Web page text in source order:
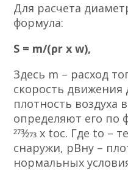
Для расчета
формула:
S = m/(ρr х w),
Здесь m – расход
скорость
плотность воздуха
определяют его по
273⁄273 х tос. Где tо
снаружи, pBну –
нормальных